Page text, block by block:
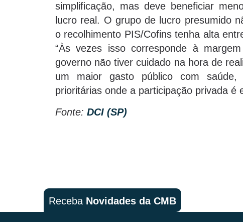
simplificação, mas deve beneficiar
lucro real. O grupo de lucro presumido
o recolhimento PIS/Cofins tenha alta
“Às vezes isso corresponde à
governo não tiver cuidado na hora de
um maior gasto público com
prioritárias onde a participação privada é
Fonte: DCI (SP)
Receba Novidades da CMB